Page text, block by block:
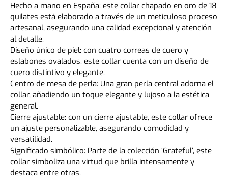
Hecho a mano en España: este collar chapado en oro de 18
quilates está elaborado a través de un meticuloso proceso
artesanal, asegurando una calidad excepcional y atención
al detalle.
Diseño único de piel: con cuatro correas de cuero y
eslabones ovalados, este collar cuenta con un diseño de
cuero distintivo y elegante.
Centro de mesa de perla: Una gran perla central adorna el
collar, añadiendo un toque elegante y lujoso a la estética
general.
Cierre ajustable: con un cierre ajustable, este collar ofrece
un ajuste personalizable, asegurando comodidad y
versatilidad.
Significado simbólico: Parte de la colección ‘Grateful’, este
collar simboliza una virtud que brilla intensamente y
destaca entre otras.